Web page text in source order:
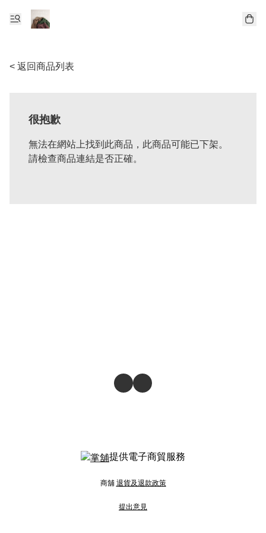
< 返回商品列表
很抱歉
無法在網站上找到此商品，此商品可能已下架。
請檢查商品連結是否正確。
提供電子商貿服務
商舖 退貨及退款政策
提出意見